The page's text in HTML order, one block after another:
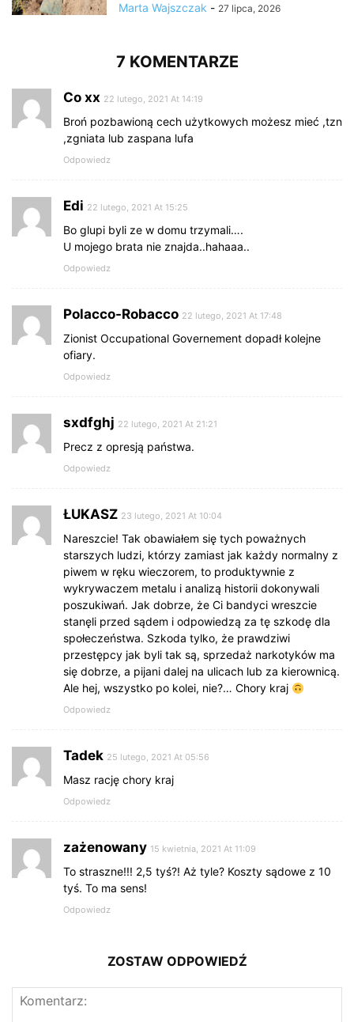
Marta Wajszczak - 27 lipca, 2026
7 KOMENTARZE
Co xx 22 lutego, 2021 At 14:19
Broń pozbawioną cech użytkowych możesz mieć ,tzn
,zgniata lub zaspana lufa
Odpowiedz
Edi 22 lutego, 2021 At 15:25
Bo glupi byli ze w domu trzymali….
U mojego brata nie znajda..hahaaa..
Odpowiedz
Polacco-Robacco 22 lutego, 2021 At 17:48
Zionist Occupational Governement dopadł kolejne
ofiary.
Odpowiedz
sxdfghj 22 lutego, 2021 At 21:21
Precz z opresją państwa.
Odpowiedz
ŁUKASZ 23 lutego, 2021 At 10:04
Nareszcie! Tak obawiałem się tych poważnych
starszych ludzi, którzy zamiast jak każdy normalny z
piwem w ręku wieczorem, to produktywnie z
wykrywaczem metalu i analizą historii dokonywali
poszukiwań. Jak dobrze, że Ci bandyci wreszcie
stanęli przed sądem i odpowiedzą za tę szkodę dla
społeczeństwa. Szkoda tylko, że prawdziwi
przestępcy jak byli tak są, sprzedaż narkotyków ma
się dobrze, a pijani dalej na ulicach lub za kierownicą.
Ale hej, wszystko po kolei, nie?… Chory kraj
Odpowiedz
Tadek 25 lutego, 2021 At 05:56
Masz rację chory kraj
Odpowiedz
zażenowany 15 kwietnia, 2021 At 11:09
To straszne!!! 2,5 tyś?! Aż tyle? Koszty sądowe z 10
tyś. To ma sens!
Odpowiedz
ZOSTAW ODPOWIEDŹ